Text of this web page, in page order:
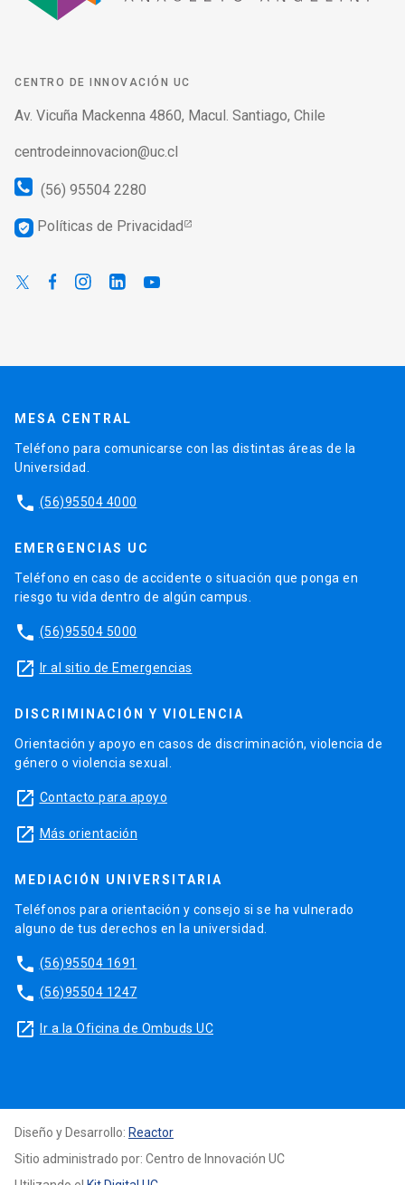
CENTRO DE INNOVACIÓN UC
Av. Vicuña Mackenna 4860, Macul. Santiago, Chile
centrodeinnovacion@uc.cl
(56) 95504 2280
verified_user Políticas de Privacidad
MESA CENTRAL
Teléfono para comunicarse con las distintas áreas de la
Universidad.
phone (56)95504 4000
EMERGENCIAS UC
Teléfono en caso de accidente o situación que ponga en
riesgo tu vida dentro de algún campus.
phone (56)95504 5000
launch Ir al sitio de Emergencias
DISCRIMINACIÓN Y VIOLENCIA
Orientación y apoyo en casos de discriminación, violencia de
género o violencia sexual.
launch Contacto para apoyo
launch Más orientación
MEDIACIÓN UNIVERSITARIA
Teléfonos para orientación y consejo si se ha vulnerado
alguno de tus derechos en la universidad.
phone (56)95504 1691
phone (56)95504 1247
launch Ir a la Oficina de Ombuds UC
Diseño y Desarrollo: Reactor
Sitio administrado por: Centro de Innovación UC